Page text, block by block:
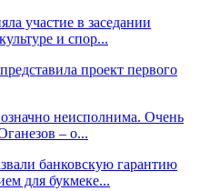
участие в заседании
и спор...
проект первого
неисполнима. Очень
– о...
банковскую гарантию
для букмеке...